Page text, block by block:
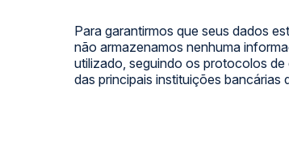
Para garantirmos que seus dados
não armazenamos nenhuma
utilizado, seguindo os protocolos
das principais instituições bancárias